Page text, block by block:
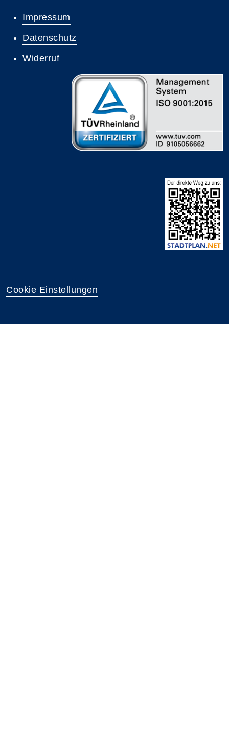
Impressum
Datenschutz
Widerruf
Cookie Einstellungen